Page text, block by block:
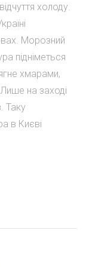
холоду.
Морозний
підніметься
хмарами,
на заході
Таку
в Києві